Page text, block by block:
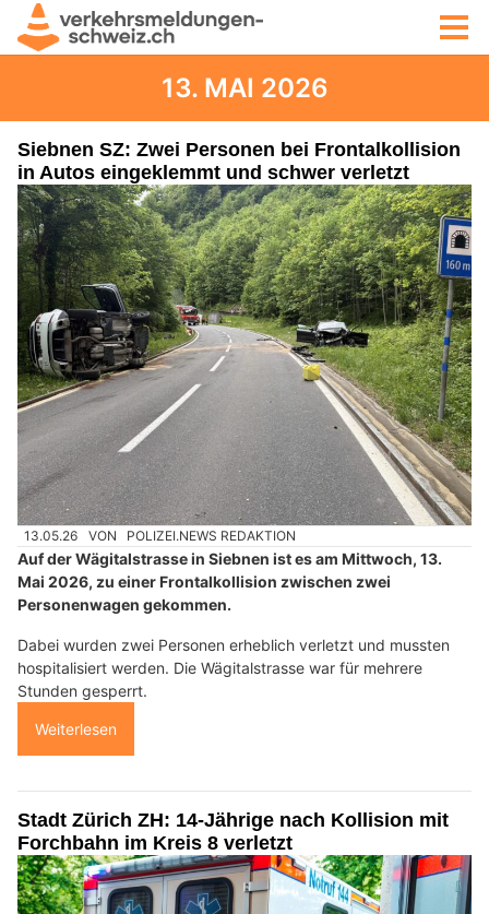
13. MAI 2026
Siebnen SZ: Zwei Personen bei Frontalkollision
in Autos eingeklemmt und schwer verletzt
13.05.26 VON POLIZEI.NEWS REDAKTION
Auf der Wägitalstrasse in Siebnen ist es am Mittwoch, 13.
Mai 2026, zu einer Frontalkollision zwischen zwei
Personenwagen gekommen.
Dabei wurden zwei Personen erheblich verletzt und mussten
hospitalisiert werden. Die Wägitalstrasse war für mehrere
Stunden gesperrt.
Weiterlesen
Stadt Zürich ZH: 14-Jährige nach Kollision mit
Forchbahn im Kreis 8 verletzt